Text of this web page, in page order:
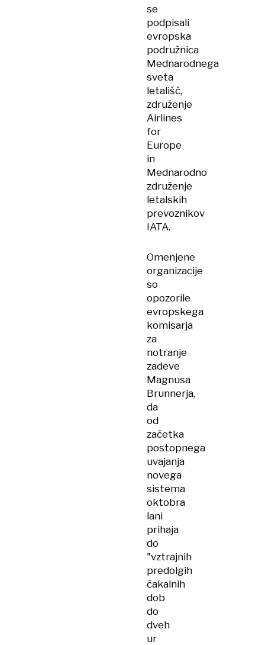
se
podpisali
evropska
podružnica
Mednarodnega
sveta
letališč,
združenje
Airlines
for
Europe
in
Mednarodno
združenje
letalskih
prevoznikov
IATA.
Omenjene
organizacije
so
opozorile
evropskega
komisarja
za
notranje
zadeve
Magnusa
Brunnerja,
da
od
začetka
postopnega
uvajanja
novega
sistema
oktobra
lani
prihaja
do
"vztrajnih
predolgih
čakalnih
dob
do
dveh
ur